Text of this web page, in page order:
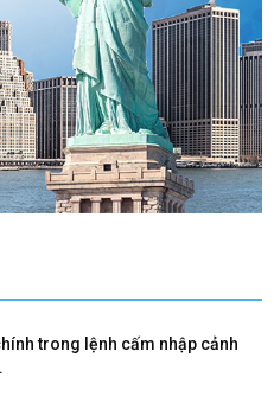
trong lệnh cấm nhập cảnh